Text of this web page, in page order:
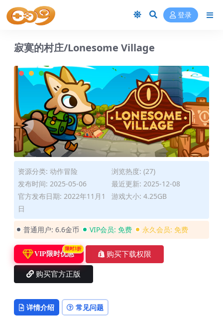
登录
寂寞的村庄/Lonesome Village
资源分类: 动作冒险
浏览热度: (27)
发布时间: 2025-05-06
最近更新: 2025-12-08
官方发布日期: 2022年11月1
日
游戏大小: 4.25GB
普通用户: 6.6金币 VIP会员: 免费 永久会员: 免费
VIP限时优惠
限时3折
购买下载权限
购买官方正版
详情介绍 常见问题